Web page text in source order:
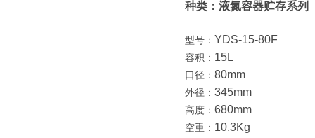
种类：液氮容器贮存系列
型号： YDS-15-80F
容积： 15L
口径： 80mm
外径： 345mm
高度： 680mm
空重： 10.3Kg